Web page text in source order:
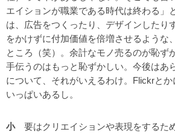
エイションが職業である時代は終わる」
は、広告をつくったり、デザインしたり
をかけずに付加価値を倍増させるような
ところ（笑）。余計なモノ売るのが恥ず
手伝うのはもっと恥ずかしい。今後はあ
について、それがいえるわけ。Flickrと
いっぱいあるし。
小要はクリエイションや表現をするた